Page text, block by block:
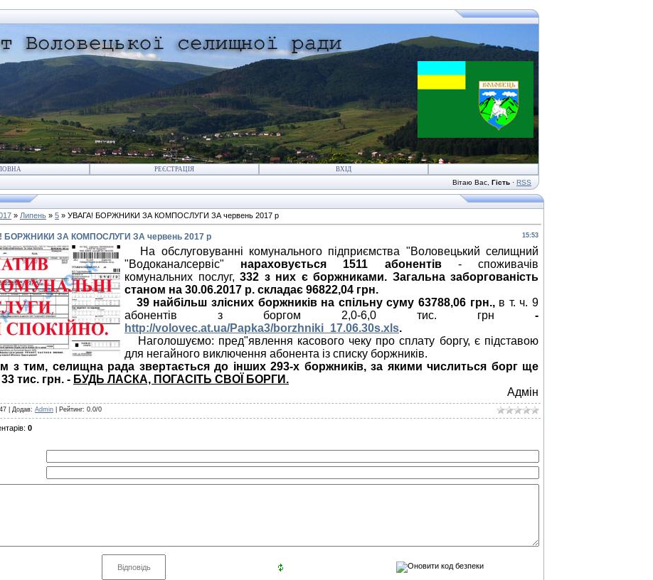
РЕЄСТРАЦІЯ ВХІД
Вітаю Вас Гість · RSS
» Липень » 5 » УВАГА! БОРЖНИКИ ЗА КОМПОСЛУГИ ЗА червень 2017 р
15:53
БОРЖНИКИ ЗА КОМПОСЛУГИ ЗА червень 2017 р
На обслуговуванні комунального підприємства "Воловецький селищний
"Водоканалсервіс" нараховується 1511 абонентів- споживачів
комунальних послуг, 332 з них є боржниками. Загальна заборгованість
станом на 30.06.2017 р. складає 96822,04 грн.
39 найбільш злісних боржників на спільну суму 63788,06 грн., в т. ч. 9
абонентів з боргом 2,0-6,0 тис. грн -
http://volovec.at.ua/Papka3/borzhniki_17.06.30s.xls.
Наголошуємо: пред"явлення касового чеку про сплату боргу, є підставою
для негайного виключення абонента із списку боржників.
з тим, селищна рада звертається до інших 293-х боржників, за якими числиться борг ще
тис. грн. - БУДЬ ЛАСКА, ПОГАСІТЬ СВОЇ БОРГИ.
Адмін
| Додав: Admin Рейтинг: 0.0/0
: 0